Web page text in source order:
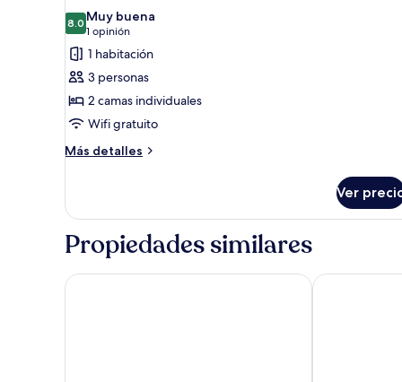
todas
las
fotos
de
Habitación
doble
de
diseñador
8.08.0 de 10
Muy buena
1 opinión
(1
opinión)
1 habitación
3 personas
2 camas individuales
Wifi gratuito
Más detalles
Más
doble
diseñador
Ver
Propiedades similares
B&B HOTEL Luxembourg Centre Cloche D'OrPark Inn by